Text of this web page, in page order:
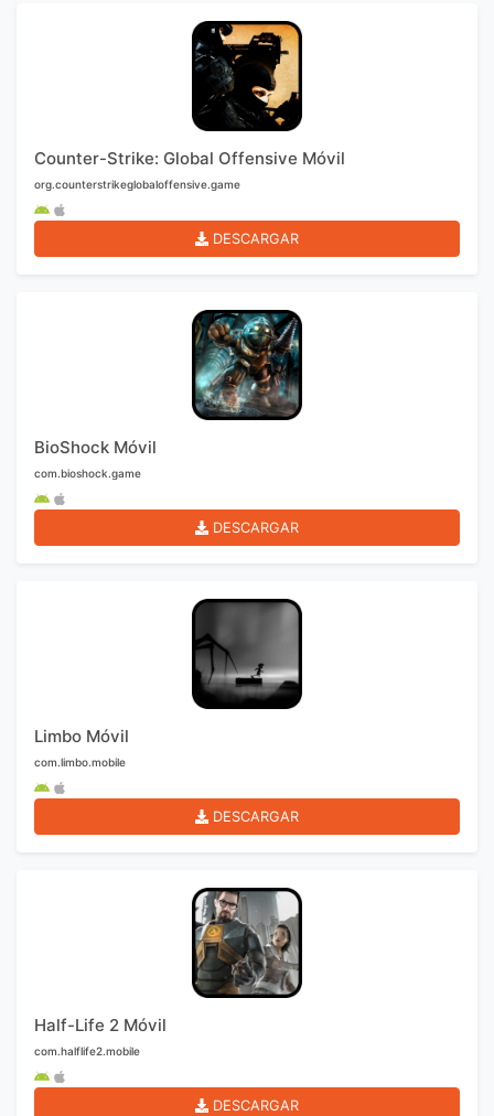
Counter-Strike: Global Offensive Móvil
org.counterstrikeglobaloffensive.game
DESCARGAR
BioShock Móvil
com.bioshock.game
DESCARGAR
Limbo Móvil
com.limbo.mobile
DESCARGAR
Half-Life 2 Móvil
com.halflife2.mobile
DESCARGAR